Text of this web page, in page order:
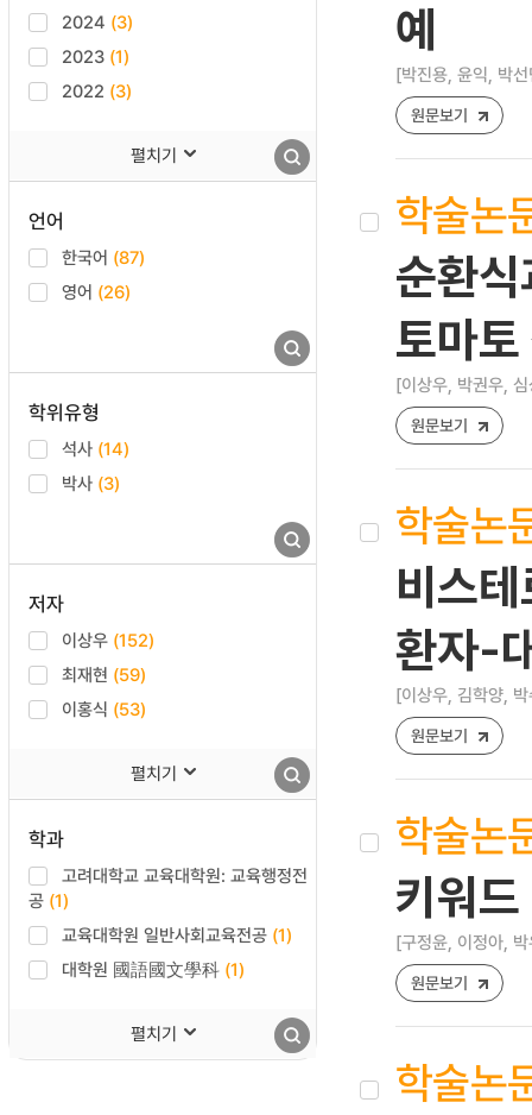
2024 (3)
2023 (1)
2022 (3)
펼치기
언어
한국어 (87)
영어 (26)
학위유형
석사 (14)
박사 (3)
저자
이상우 (152)
최재현 (59)
이홍식 (53)
펼치기
학과
고려대학교 교육대학원: 교육행정전
공 (1)
교육대학원 일반사회교육전공 (1)
대학원 國語國文學科 (1)
펼치기
예
[박진용, 윤익, 박
원문보기
학술논
순환
토마
[이상우, 박권우,
원문보기
학술논
비스
환자-
[이상우, 김학양,
원문보기
학술논
키워
[구정윤, 이정아,
원문보기
학술논